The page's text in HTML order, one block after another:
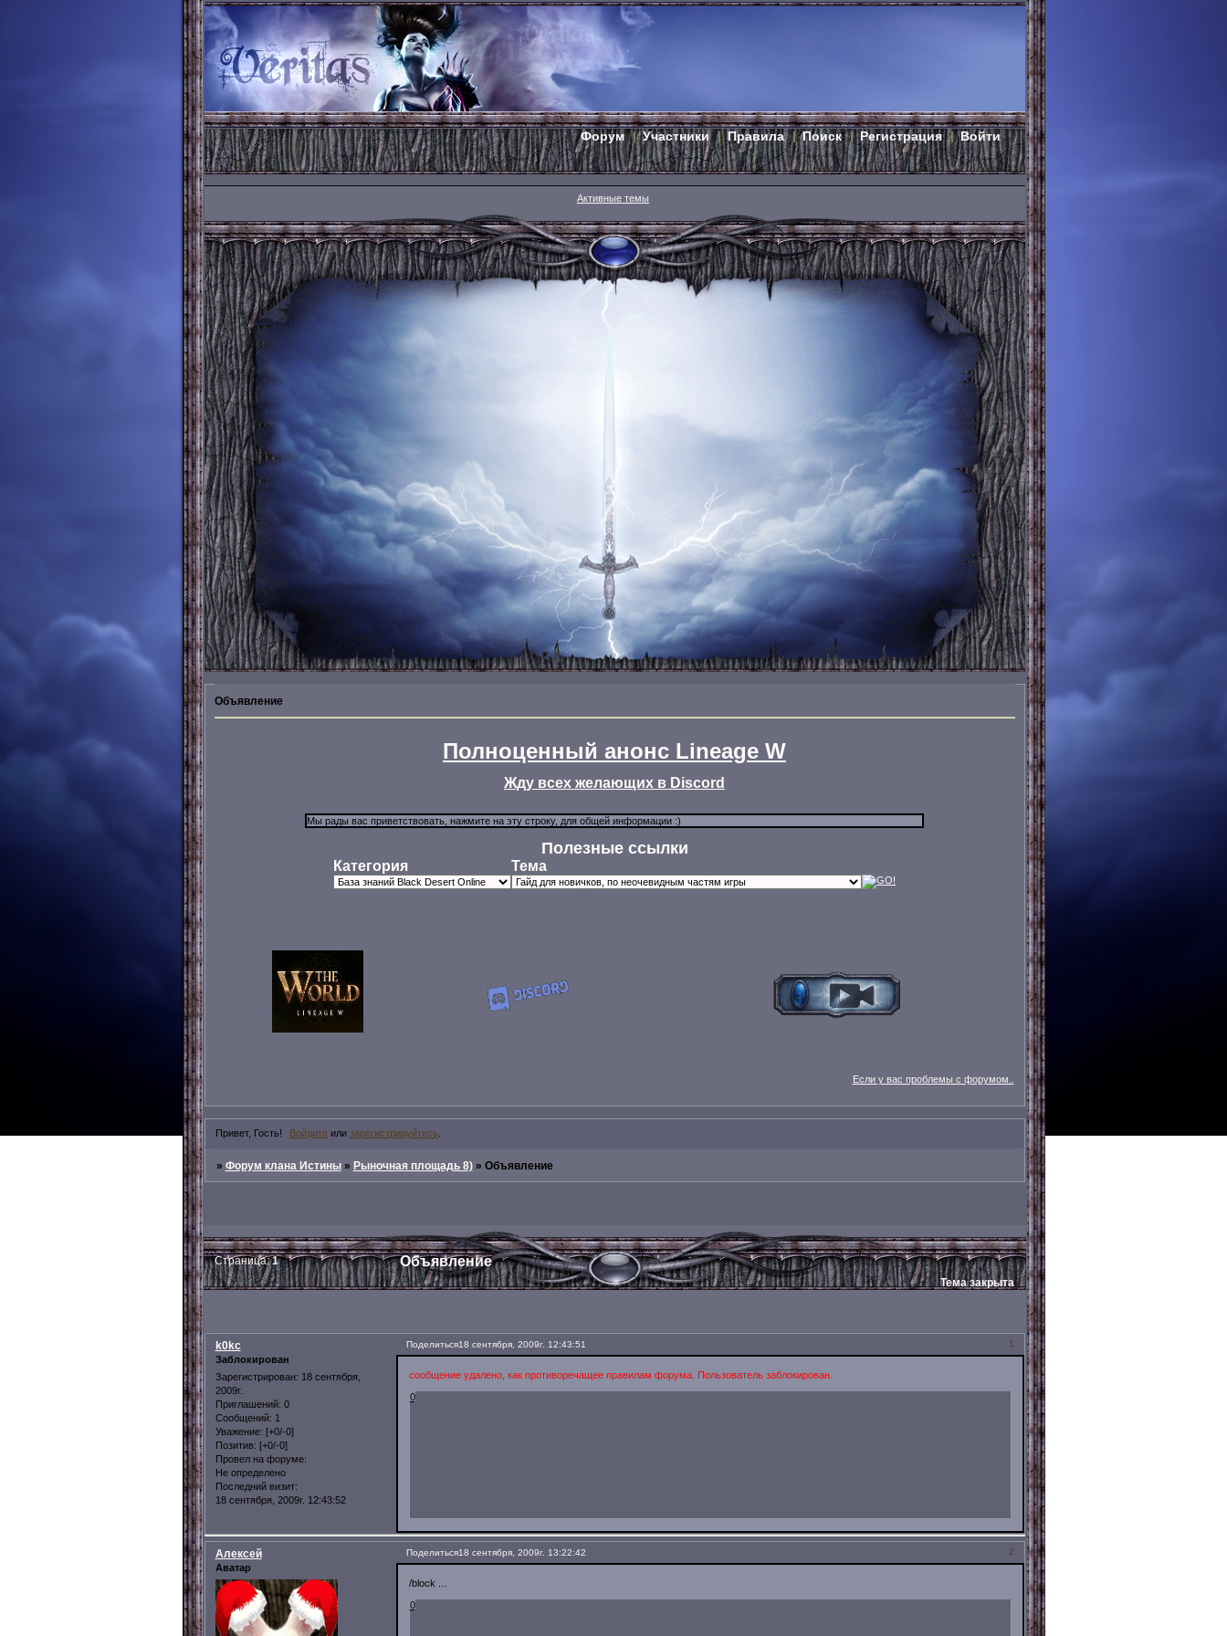
Форум Участники Правила Поиск Регистрация Войти
Активные темы
Объявление
Полноценный анонс Lineage W
Жду всех желающих в Discord
Полезные ссылки
Категория Тема
Если у вас проблемы с форумом..
Привет, Гость! Войдите или зарегистрируйтесь
» Форум клана Истины » Рыночная площадь 8) » Объявление
Объявление
Страница:1
Тема закрыта
Поделиться 1
18 сентября, 2009г. 12:43:51
k0kc
Заблокирован
Зарегистрирован: 18 сентября,
2009г.
Приглашений: 0
Сообщений: 1
Уважение: [+0/-0]
Позитив: [+0/-0]
Провел на форуме:
Не определено
Последний визит:
18 сентября, 2009г. 12:43:52
сообщение удалено, как противоречащее правилам форума. Пользователь заблокирован.
0
Поделиться 2
18 сентября, 2009г. 13:22:42
Алексей
Аватар
/block ...
0